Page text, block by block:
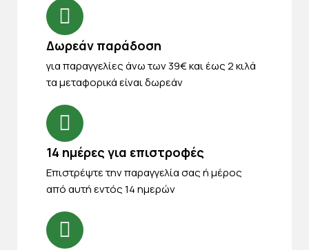
Δωρεάν παράδοση
για παραγγελίες άνω των 39€ και έως 2 κιλά
τα μεταφορικά είναι δωρεάν
14 ημέρες για επιστροφές
Eπιστρέψτε την παραγγελία σας ή μέρος
από αυτή εντός 14 ημερών